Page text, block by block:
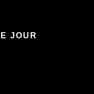
JOUR